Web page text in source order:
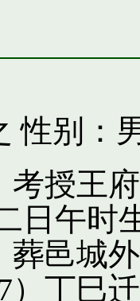
性别：
授王
日午时
葬邑城
）丁巳